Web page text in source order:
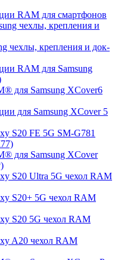
RAM для смартфонов
чехлы, крепления и док-
RAM для Samsung
для Samsung XCover6
для Samsung XCover 5
S20 FE 5G SM-G781
для Samsung XCover
S20 Ultra 5G чехол RAM
S20+ 5G чехол RAM
S20 5G чехол RAM
A20 чехол RAM